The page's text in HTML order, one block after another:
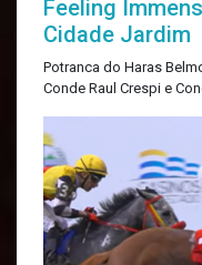
Feeling
Cidade Jardim
Potranca do Haras
Conde Raul Crespi e